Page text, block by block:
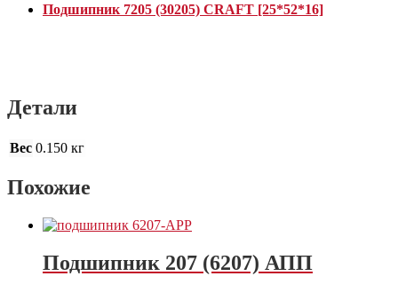
Подшипник 7205 (30205) CRAFT [25*52*16]
Детали
Вес 0.150 кг
Похожие
Подшипник 207 (6207) АПП